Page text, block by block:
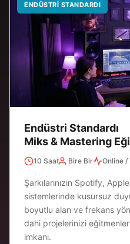
ENDÜSTRI STANDARDI
Endüstri Standardı
Miks & Mastering
10 Saat Bire Bir Online /
Şarkılarınızın Spotify,
sistemlerinde kusursuz
boyutlu alan ve frekans
dahi projelerinizi
imkanı.